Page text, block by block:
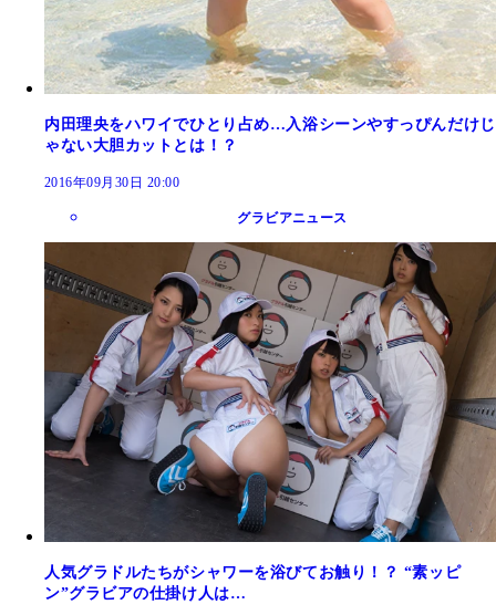
内田理央をハワイでひとり占め…入浴シーンやすっぴんだけじ
ゃない大胆カットとは！？
2016年09月30日 20:00
グラビアニュース
人気グラドルたちがシャワーを浴びてお触り！？ “素ッピ
ン”グラビアの仕掛け人は…